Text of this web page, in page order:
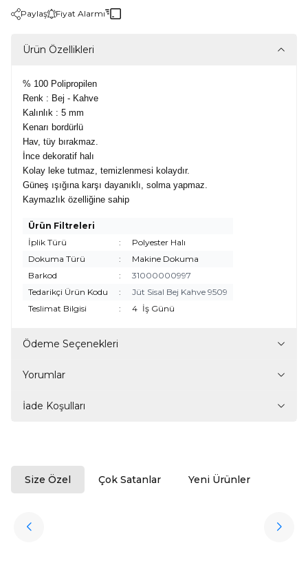
Paylaş Fiyat Alarmı
Ürün Özellikleri
% 100 Polipropilen
Renk : Bej - Kahve
Kalınlık : 5 mm
Kenarı bordürlü
Hav, tüy bırakmaz.
İnce dekoratif halı
Kolay leke tutmaz, temizlenmesi kolaydır.
Güneş ışığına karşı dayanıklı, solma yapmaz.
Kaymazlık özelliğine sahip
Ürün Filtreleri
İplik Türü
:
Polyester Halı
Dokuma Türü
:
Makine Dokuma
Barkod
:
31000000997
Tedarikçi Ürün Kodu
:
Jüt Sisal Bej Kahve 9509
Teslimat Bilgisi
: 4 İş Günü
Ödeme Seçenekleri
Yorumlar
İade Koşulları
Size Özel Çok Satanlar Yeni Ürünler
Favorilere Ekle
Halıstores
3.909,80